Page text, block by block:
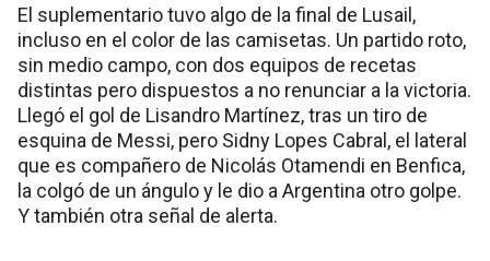
El suplementario tuvo algo de la final de Lusail,
incluso en el color de las camisetas. Un partido roto,
sin medio campo, con dos equipos de recetas
distintas pero dispuestos a no renunciar a la victoria.
Llegó el gol de Lisandro Martínez, tras un tiro de
esquina de Messi, pero Sidny Lopes Cabral, el lateral
que es compañero de Nicolás Otamendi en Benfica,
la colgó de un ángulo y le dio a Argentina otro golpe.
Y también otra señal de alerta.